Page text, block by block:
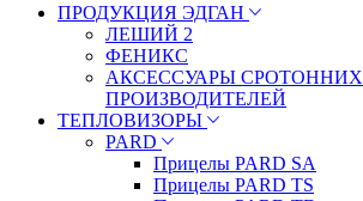
ПРОДУКЦИЯ ЭДГАН
ЛЕШИЙ 2
ФЕНИКС
АКСЕССУАРЫ СРОТОННИХ
ПРОИЗВОДИТЕЛЕЙ
ТЕПЛОВИЗОРЫ
PARD
Прицелы PARD SA
Прицелы PARD TS